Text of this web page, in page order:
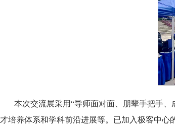
本次交流展采用“导师面对面、朋辈手把手
才培养体系和学科前沿进展等。已加入极客中